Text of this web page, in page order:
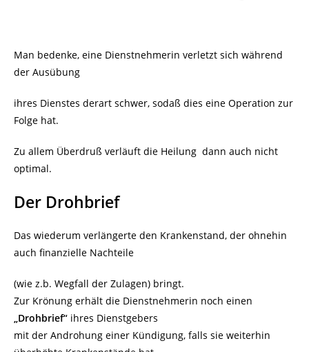
Man bedenke, eine Dienstnehmerin verletzt sich während
der Ausübung
ihres Dienstes derart schwer, sodaß dies eine Operation zur
Folge hat.
Zu allem Überdruß verläuft die Heilung dann auch nicht
optimal.
Der Drohbrief
Das wiederum verlängerte den Krankenstand, der ohnehin
auch finanzielle Nachteile
(wie z.b. Wegfall der Zulagen) bringt.
Zur Krönung erhält die Dienstnehmerin noch einen
„Drohbrief“ ihres Dienstgebers
mit der Androhung einer Kündigung, falls sie weiterhin